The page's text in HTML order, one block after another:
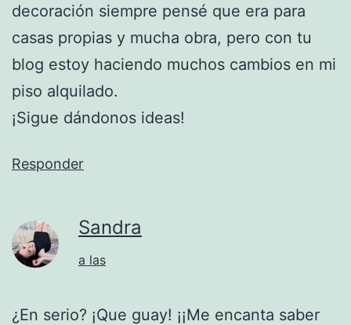
decoración siempre pensé que era para
casas propias y mucha obra, pero con tu
blog estoy haciendo muchos cambios en mi
piso alquilado.
¡Sigue dándonos ideas!
Responder
Sandra
a las
¿En serio? ¡Que guay! ¡¡Me encanta saber